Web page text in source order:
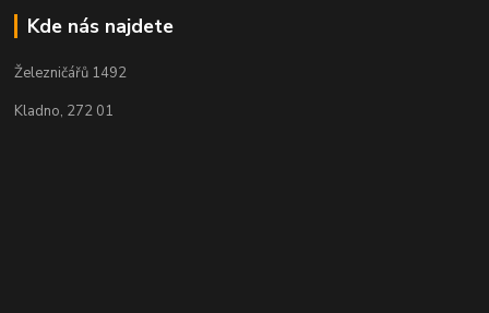
Kde nás najdete
Železničářů 1492
Kladno, 272 01